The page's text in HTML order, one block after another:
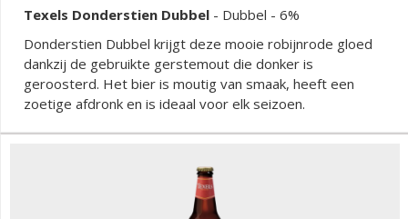
Texels Donderstien Dubbel - Dubbel - 6%
Donderstien Dubbel krijgt deze mooie robijnrode gloed
dankzij de gebruikte gerstemout die donker is
geroosterd. Het bier is moutig van smaak, heeft een
zoetige afdronk en is ideaal voor elk seizoen.